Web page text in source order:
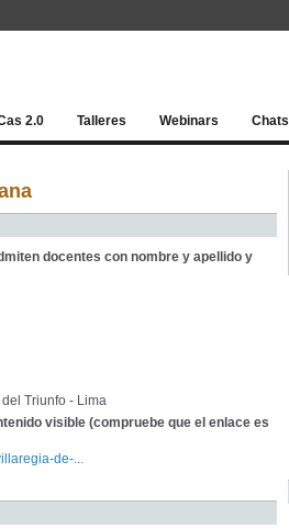
2.0 Talleres Webinars Chats
docentes con nombre y apellido y
Triunfo - Lima
visible (compruebe que el enlace es
de-...